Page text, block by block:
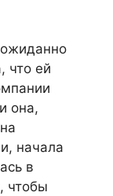
что ей
она,
начала
в
чтобы